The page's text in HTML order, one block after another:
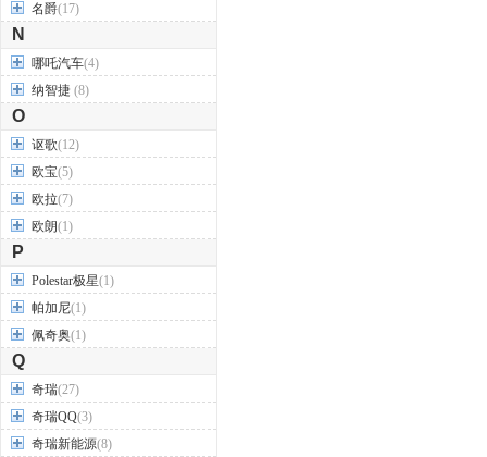
名爵(17)
N
哪吒汽车(4)
纳智捷 (8)
O
讴歌(12)
欧宝(5)
欧拉(7)
欧朗(1)
P
Polestar极星(1)
帕加尼(1)
佩奇奥(1)
Q
奇瑞(27)
奇瑞QQ(3)
奇瑞新能源(8)